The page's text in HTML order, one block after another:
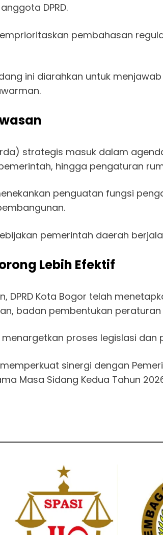
DPRD.
pembahasan
ini diarahkan untuk
strategis masuk dalam
hingga pengaturan
penguatan fungsi
pemerintah daerah
Lebih Efektif
DPRD Kota Bogor telah
badan pembentukan
menargetkan proses legislasi
sinergi dengan
Masa Sidang Kedua Tahun